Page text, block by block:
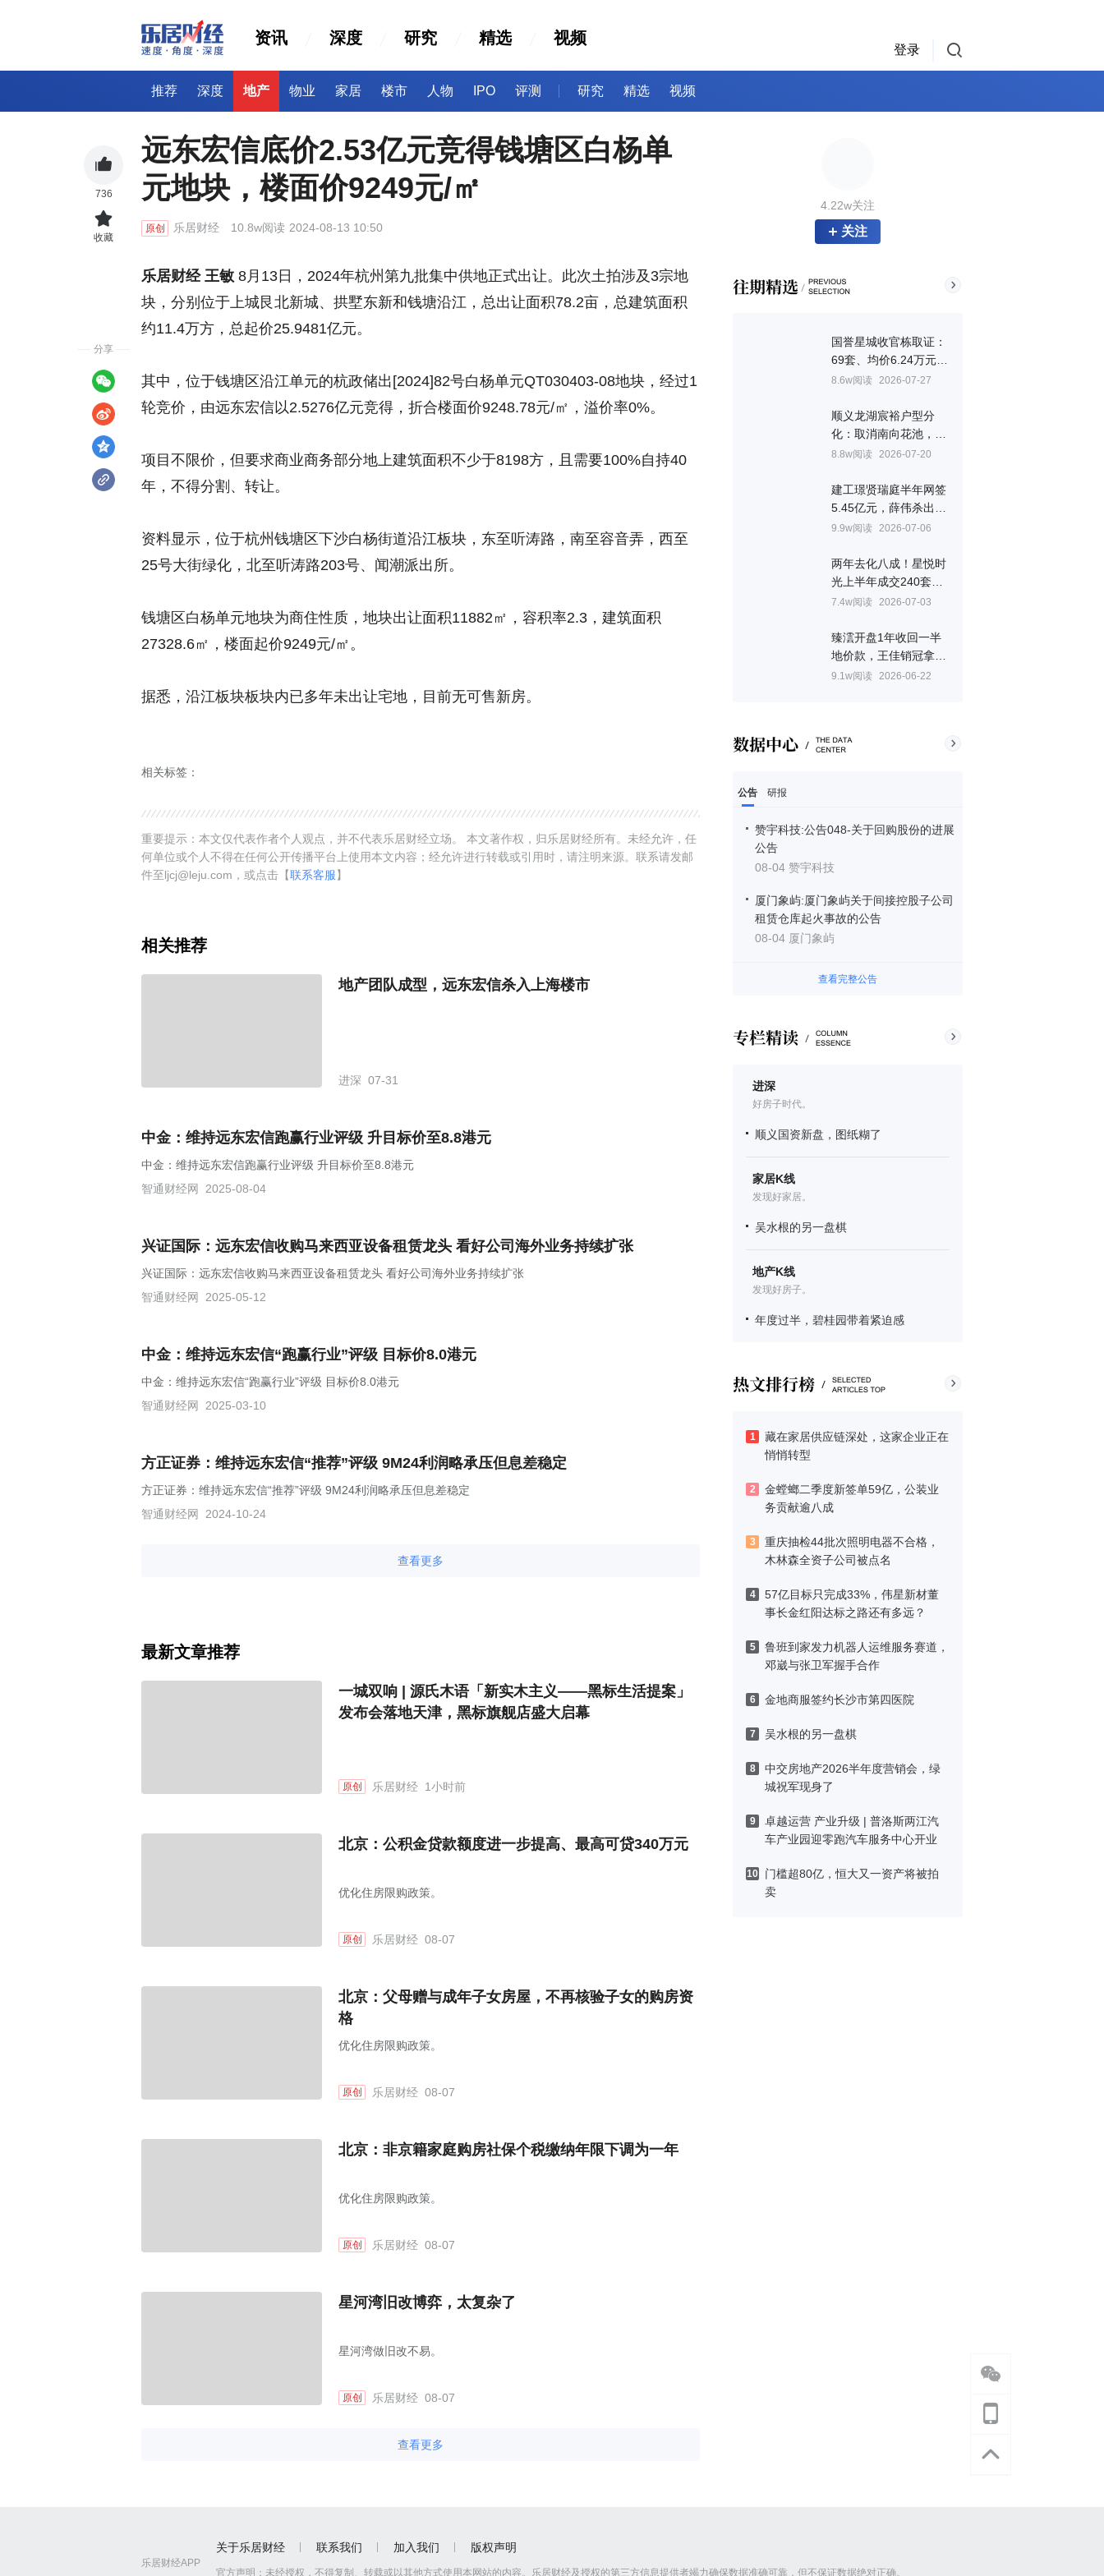
资讯 深度 研究 精选 视频
登录
推荐 深度 地产 物业 家居 楼市 人物 IPO 评测 研究 精选 视频
4.22w关注
关注
国誉星城收官栋取证：
69套、均价6.24万元/
㎡
8.6w阅读 2026-07-27
顺义龙湖宸裕户型分
化：取消南向花池，全
景舱边厅成最大看点
8.8w阅读 2026-07-20
建工璟贤瑞庭半年网签
5.45亿元，薛伟杀出重
围拿下房山销冠
9.9w阅读 2026-07-06
两年去化八成！星悦时
光上半年成交240套，
韩跃联手叶晨拿下顺义
7.4w阅读 2026-07-03
臻澐开盘1年收回一半
地价款，王佳销冠拿到
手软
9.1w阅读 2026-06-22
公告 研报
赞宇科技:公告048-关于回购股份的进展
公告
08-04 赞宇科技
厦门象屿:厦门象屿关于间接控股子公司
租赁仓库起火事故的公告
08-04 厦门象屿
查看完整公告
进深
好房子时代。
顺义国资新盘，图纸糊了
家居K线
发现好家居。
吴水根的另一盘棋
地产K线
发现好房子。
年度过半，碧桂园带着紧迫感
1
藏在家居供应链深处，这家企业正在
悄悄转型
2
金螳螂二季度新签单59亿，公装业
务贡献逾八成
3
重庆抽检44批次照明电器不合格，
木林森全资子公司被点名
4
57亿目标只完成33%，伟星新材董
事长金红阳达标之路还有多远？
5
鲁班到家发力机器人运维服务赛道，
邓崴与张卫军握手合作
6 金地商服签约长沙市第四医院
7 吴水根的另一盘棋
8
中交房地产2026半年度营销会，绿
城祝军现身了
9
卓越运营 产业升级 | 普洛斯两江汽
车产业园迎零跑汽车服务中心开业
10
门槛超80亿，恒大又一资产将被拍
卖
远东宏信底价2.53亿元竞得钱塘区白杨单
元地块，楼面价9249元/㎡
原创 乐居财经 10.8w阅读 2024-08-13 10:50
乐居财经 王敏 8月13日，2024年杭州第九批集中供地正式出让。此次土拍涉及3宗地
块，分别位于上城艮北新城、拱墅东新和钱塘沿江，总出让面积78.2亩，总建筑面积
约11.4万方，总起价25.9481亿元。
其中，位于钱塘区沿江单元的杭政储出[2024]82号白杨单元QT030403-08地块，经过1
轮竞价，由远东宏信以2.5276亿元竞得，折合楼面价9248.78元/㎡，溢价率0%。
项目不限价，但要求商业商务部分地上建筑面积不少于8198方，且需要100%自持40
年，不得分割、转让。
资料显示，位于杭州钱塘区下沙白杨街道沿江板块，东至听涛路，南至容音弄，西至
25号大街绿化，北至听涛路203号、闻潮派出所。
钱塘区白杨单元地块为商住性质，地块出让面积11882㎡，容积率2.3，建筑面积
27328.6㎡，楼面起价9249元/㎡。
据悉，沿江板块板块内已多年未出让宅地，目前无可售新房。
相关标签：
重要提示：本文仅代表作者个人观点，并不代表乐居财经立场。 本文著作权，归乐居财经所有。未经允许，任
何单位或个人不得在任何公开传播平台上使用本文内容；经允许进行转载或引用时，请注明来源。联系请发邮
件至ljcj@leju.com，或点击【联系客服】
相关推荐
地产团队成型，远东宏信杀入上海楼市
进深 07-31
中金：维持远东宏信跑赢行业评级 升目标价至8.8港元
中金：维持远东宏信跑赢行业评级 升目标价至8.8港元
智通财经网
2025-08-04
兴证国际：远东宏信收购马来西亚设备租赁龙头 看好公司海外业务持续扩张
兴证国际：远东宏信收购马来西亚设备租赁龙头 看好公司海外业务持续扩张
智通财经网
2025-05-12
中金：维持远东宏信“跑赢行业”评级 目标价8.0港元
中金：维持远东宏信“跑赢行业”评级 目标价8.0港元
智通财经网
2025-03-10
方正证券：维持远东宏信“推荐”评级 9M24利润略承压但息差稳定
方正证券：维持远东宏信“推荐”评级 9M24利润略承压但息差稳定
智通财经网
2024-10-24
查看更多
最新文章推荐
一城双响 | 源氏木语「新实木主义——黑标生活提案」
发布会落地天津，黑标旗舰店盛大启幕
原创 乐居财经 1小时前
北京：公积金贷款额度进一步提高、最高可贷340万元
优化住房限购政策。
原创 乐居财经 08-07
北京：父母赠与成年子女房屋，不再核验子女的购房资
格
优化住房限购政策。
原创 乐居财经 08-07
北京：非京籍家庭购房社保个税缴纳年限下调为一年
优化住房限购政策。
原创 乐居财经 08-07
星河湾旧改博弈，太复杂了
星河湾做旧改不易。
原创 乐居财经 08-07
查看更多
乐居财经APP
关于乐居财经 联系我们 加入我们 版权声明
官方声明： 未经授权，不得复制、转载或以其他方式使用本网站的内容。乐居财经及授权的第三方信息提供者竭力确保数据准确可靠，但不保证数据绝对正确。
736
收藏
分享